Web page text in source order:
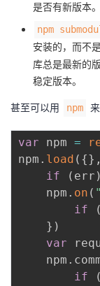
是否有新版本。
npm
安装的，而不
库总是最新的版
稳定版本。
甚至可以用 npm
var npm =
npm . load ( {} ,
if
( err )
    npm
. on (
if
(
} )
var
    npm
.
if
(